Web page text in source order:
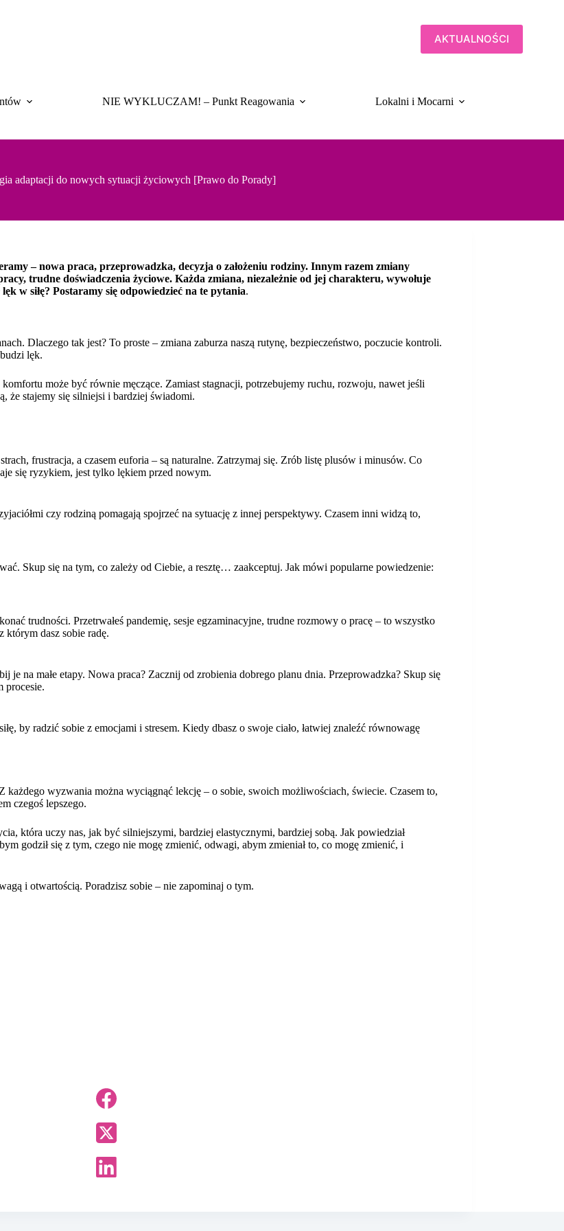
AKTUALNOŚCI
NIE WYKLUCZAM! – Punkt Reagowania Lokalni i Mocarni
adaptacji do nowych sytuacji życiowych [Prawo do Porady]
– nowa praca, przeprowadzka, decyzja o założeniu rodziny. Innym razem zmiany
trudne doświadczenia życiowe. Każda zmiana, niezależnie od jej charakteru, wywołuje
w siłę? Postaramy się odpowiedzieć na te pytania.
Dlaczego tak jest? To proste – zmiana zaburza naszą rutynę, bezpieczeństwo, poczucie kontroli.
lęk.
może być równie męczące. Zamiast stagnacji, potrzebujemy ruchu, rozwoju, nawet jeśli
że stajemy się silniejsi i bardziej świadomi.
frustracja, a czasem euforia – są naturalne. Zatrzymaj się. Zrób listę plusów i minusów. Co
się ryzykiem, jest tylko lękiem przed nowym.
czy rodziną pomagają spojrzeć na sytuację z innej perspektywy. Czasem inni widzą to,
Skup się na tym, co zależy od Ciebie, a resztę… zaakceptuj. Jak mówi popularne powiedzenie:
trudności. Przetrwałeś pandemię, sesje egzaminacyjne, trudne rozmowy o pracę – to wszystko
dasz sobie radę.
je na małe etapy. Nowa praca? Zacznij od zrobienia dobrego planu dnia. Przeprowadzka? Skup się
procesie.
by radzić sobie z emocjami i stresem. Kiedy dbasz o swoje ciało, łatwiej znaleźć równowagę
każdego wyzwania można wyciągnąć lekcję – o sobie, swoich możliwościach, świecie. Czasem to,
czegoś lepszego.
która uczy nas, jak być silniejszymi, bardziej elastycznymi, bardziej sobą. Jak powiedział
godził się z tym, czego nie mogę zmienić, odwagi, abym zmieniał to, co mogę zmienić, i
i otwartością. Poradzisz sobie – nie zapominaj o tym.